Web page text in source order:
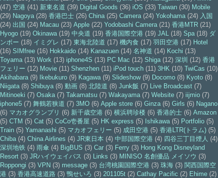
(47) 空港 (41) 新東名道 (39) Digital Goods (36) iOS (33) Taiwan (30) Mobile
(29) Nagoya (28) 香港巴士 (26) China (25) Camera (24) Yokohama (24) 入国
(24) 出国 (24) Macau (23) Apple (22) Yodobashi Camera (21) 香港MTR (21)
Hyogo (19) Okinawa (19) 中央道 (19) 香港国際空港 (19) JAL (18) Spa (18) ダ
ンボー (18) イミグレ (17) 東海北陸道 (17) 機内食 (17) 羽田空港 (17) Hotel
(16) SIMfree (16) Hokkaido (14) Kanazuen (14) 名神道 (14) Kochi (13)
Toyama (13) Work (13) iphone4S (13) PC Mac (12) Shiga (12) 深圳 (12) 香港
フェリー (12) Movie (11) Shenzhen (11) iPod touch (11) 3HK (10) TwiCas (10)
Akihabara (9) Ikebukuro (9) Kagawa (9) Slideshow (9) Docomo (8) Kyoto (8)
Niigata (8) Shibuya (8) 動画 (8) 北陸道 (8) Junk飯 (7) Live Broadcast (7)
Mitinoeki (7) Osaka (7) Takamatsu (7) Wakayama (7) Website (7) iijmio (7)
iphone5 (7) 舞鶴若狭道 (7) 3MO (6) Apple store (6) Ginza (6) Girls (6) Nagano
(6) マカオグランプリ (6) 新千歳空港 (6) 横浜聘珍楼 (6) 香港的士 (6) Amazon
(5) CTM (5) Cat (5) CoCo壱番屋 (5) HK express (5) Ishikawa (5) Portfolio (5)
Train (5) Yamanashi (5) マカオフェリー (5) 成田空港 (5) 香港LTR(トラム) (5)
Chiba (4) China Airlines (4) JR東日本 (4) 中部国際空港 (4) 四谷三丁目煙人 (4)
深圳地铁 (4) 雨傘 (4) BigBUS (3) Car (3) Ferry (3) Hong Kong Disneyland
Resort (3) JRハイウェイバス (3) Links (3) MINISO 名創優品 メイソウ (3)
Roppongi (3) VPN (3) message (3) 台湾桃園国際空港 (3) 珠海 (3) 関西国際空
港 (3) 香港高速道路 (3) 鴨せいろ (3) 201105t (2) Cathay Pacific (2) Ehime (2)